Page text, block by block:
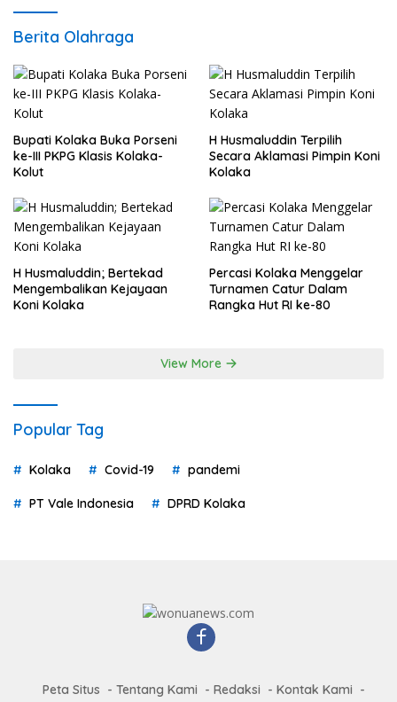
Berita Olahraga
Bupati Kolaka Buka Porseni
ke-III PKPG Klasis Kolaka-
Kolut
H Husmaluddin Terpilih
Secara Aklamasi Pimpin Koni
Kolaka
H Husmaluddin; Bertekad
Mengembalikan Kejayaan
Koni Kolaka
Percasi Kolaka Menggelar
Turnamen Catur Dalam
Rangka Hut RI ke-80
View More
Popular Tag
Kolaka Covid-19 pandemi
PT Vale Indonesia DPRD Kolaka
Peta Situs Tentang Kami Redaksi
Kontak Kami